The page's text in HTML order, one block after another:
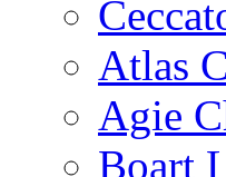
Atlas
Agie
Boart